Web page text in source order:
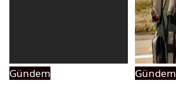
Gündem
Gündem